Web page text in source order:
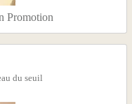
Promotion
du seuil